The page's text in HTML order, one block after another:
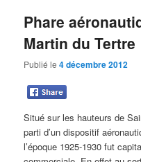
Phare
Martin du Tertre
Publié le4 décembre 2012
Situé sur les hauteurs de
parti d’un dispositif
l’époque 1925-1930 fut